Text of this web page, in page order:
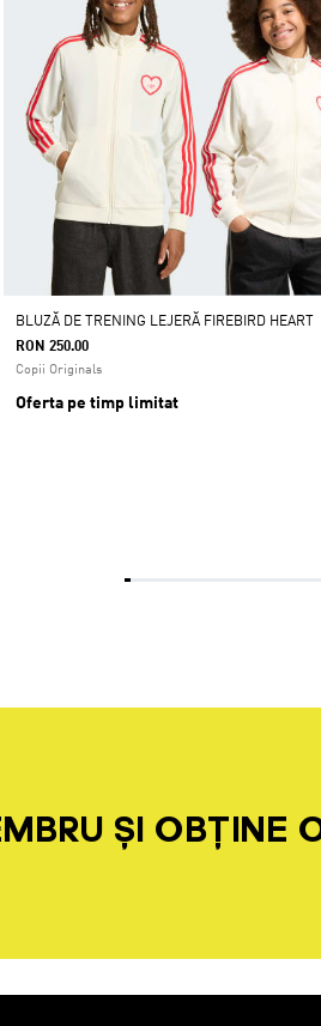
BLUZĂ DE TRENING LEJERĂ FIREBIRD HEART
RON 250.00
Copii Originals
Oferta pe timp limitat
ȘI OBȚINE